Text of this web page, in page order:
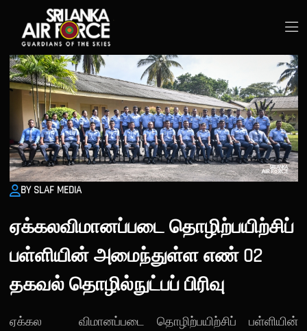
BY SLAF MEDIA
ஏக்கலவிமானப்படை தொழிற்பயிற்சிப்
பள்ளியின் அமைந்துள்ள எண் 02
தகவல் தொழில்நுட்பப் பிரிவு
ஏக்கல விமானப்படை தொழிற்பயிற்சிப் பள்ளியின்